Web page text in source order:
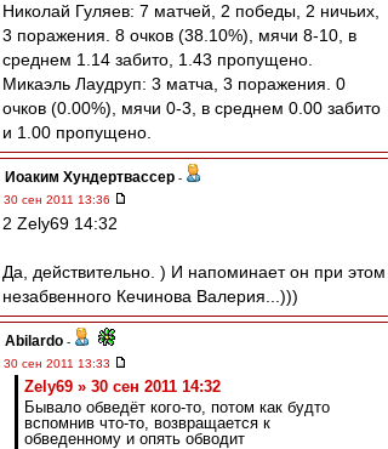
Николай Гуляев: 7 матчей, 2 победы, 2 ничьих,
3 поражения. 8 очков (38.10%), мячи 8-10, в
среднем 1.14 забито, 1.43 пропущено.
Микаэль Лаудруп: 3 матча, 3 поражения. 0
очков (0.00%), мячи 0-3, в среднем 0.00 забито
и 1.00 пропущено.
Иоаким Хундертвассер -
30 сен 2011 13:36
2 Zely69 14:32
Да, действительно. ) И напоминает он при этом
незабвенного Кечинова Валерия...)))
Abilardo -
30 сен 2011 13:33
Zely69 » 30 сен 2011 14:32
Бывало обведёт кого-то, потом как будто
вспомнив что-то, возвращается к
обведенному и опять обводит